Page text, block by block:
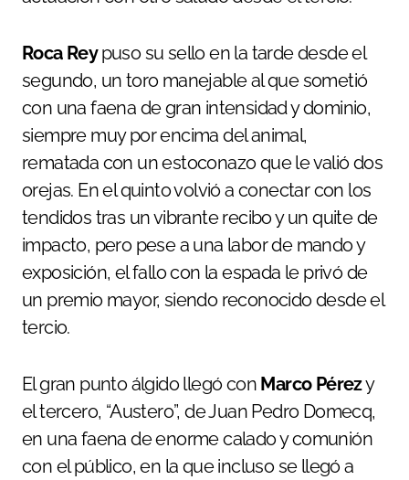
Roca Reypuso su sello en la tarde desde el
segundo, un toro manejable al que sometió
con una faena de gran intensidad y dominio,
siempre muy por encima del animal,
rematada con un estoconazo que le valió dos
orejas. En el quinto volvió a conectar con los
tendidos tras un vibrante recibo y un quite de
impacto, pero pese a una labor de mando y
exposición, el fallo con la espada le privó de
un premio mayor, siendo reconocido desde el
tercio.
El gran punto álgido llegó con Marco Pérezy
el tercero, “Austero”, de Juan Pedro Domecq,
en una faena de enorme calado y comunión
con el público, en la que incluso se llegó a